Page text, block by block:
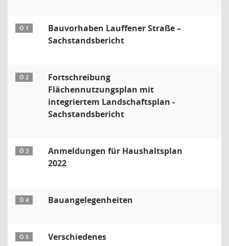
Ö 1
Bauvorhaben Lauffener Straße –
Sachstandsbericht
Ö 2
Fortschreibung
Flächennutzungsplan mit
integriertem Landschaftsplan -
Sachstandsbericht
Ö 3
Anmeldungen für Haushaltsplan
2022
Ö 4 Bauangelegenheiten
Ö 5 Verschiedenes